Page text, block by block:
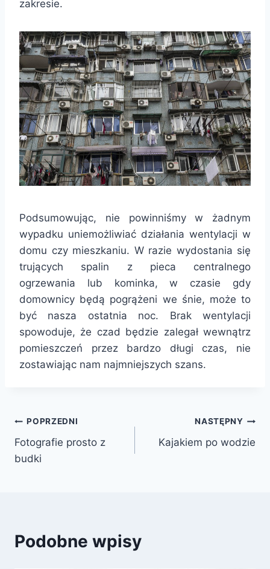
zakresie.
Podsumowując, nie powinniśmy w żadnym
wypadku uniemożliwiać działania wentylacji w
domu czy mieszkaniu. W razie wydostania się
trujących spalin z pieca centralnego
ogrzewania lub kominka, w czasie gdy
domownicy będą pogrążeni we śnie, może to
być nasza ostatnia noc. Brak wentylacji
spowoduje, że czad będzie zalegał wewnątrz
pomieszczeń przez bardzo długi czas, nie
zostawiając nam najmniejszych szans.
Nawigacja
wpisu
POPRZEDNI
Fotografie prosto z
budki
NASTĘPNY
Kajakiem po wodzie
Podobne wpisy